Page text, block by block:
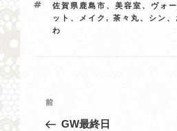
ゴ
リ
ー
タ
グ
佐賀県鹿島市、美容室、ヴォ
ット、メイク,茶々丸、シン
わ
投
過
去
前
GW最終日